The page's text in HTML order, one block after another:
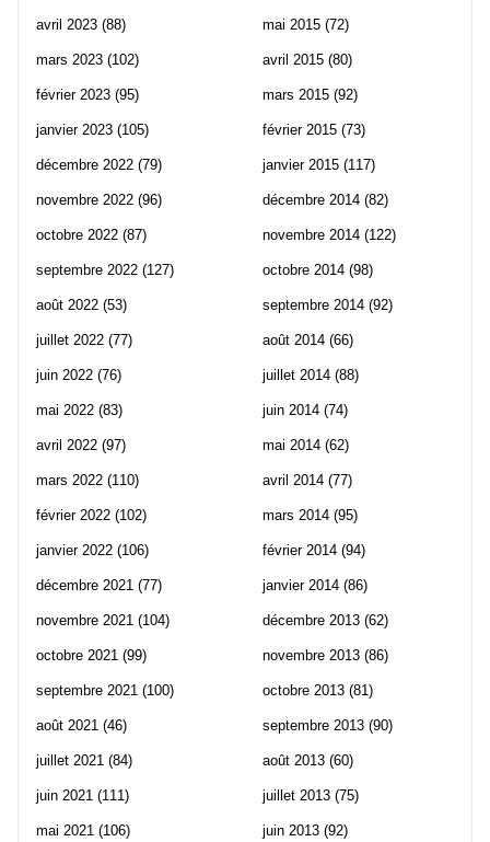
avril 2023 (88)
mars 2023 (102)
février 2023 (95)
janvier 2023 (105)
décembre 2022 (79)
novembre 2022 (96)
octobre 2022 (87)
septembre 2022 (127)
août 2022 (53)
juillet 2022 (77)
juin 2022 (76)
mai 2022 (83)
avril 2022 (97)
mars 2022 (110)
février 2022 (102)
janvier 2022 (106)
décembre 2021 (77)
novembre 2021 (104)
octobre 2021 (99)
septembre 2021 (100)
août 2021 (46)
juillet 2021 (84)
juin 2021 (111)
mai 2021 (106)
mai 2015 (72)
avril 2015 (80)
mars 2015 (92)
février 2015 (73)
janvier 2015 (117)
décembre 2014 (82)
novembre 2014 (122)
octobre 2014 (98)
septembre 2014 (92)
août 2014 (66)
juillet 2014 (88)
juin 2014 (74)
mai 2014 (62)
avril 2014 (77)
mars 2014 (95)
février 2014 (94)
janvier 2014 (86)
décembre 2013 (62)
novembre 2013 (86)
octobre 2013 (81)
septembre 2013 (90)
août 2013 (60)
juillet 2013 (75)
juin 2013 (92)